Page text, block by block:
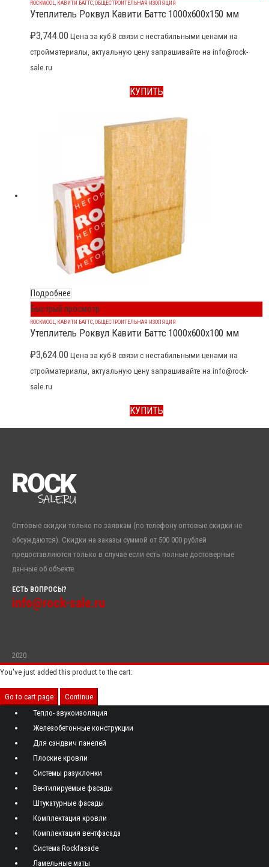
ROCKWOOL, КАВИТИ БАТТС,ОБЩЕСТРОИТЕЛЬНАЯ ИЗОЛЯЦИЯ
Утеплитель Роквул Кавити Баттс 1000x600x150 мм
₽3,744.00 Цена за куб В связи с нестабильными ценами на
стройматериалы, актуальную цену запрашивайте на info@rock-
sale.ru
КУПИТЬ
Подробнее
Быстрый просмотр
ROCKWOOL, КАВИТИ БАТТС,ОБЩЕСТРОИТЕЛЬНАЯ ИЗОЛЯЦИЯ
Утеплитель Роквул Кавити Баттс 1000x600x100 мм
₽3,624.00 Цена за куб В связи с нестабильными ценами на
стройматериалы, актуальную цену запрашивайте на info@rock-
sale.ru
КУПИТЬ
Оптовые скидки только по заявкам (по телефону оптовые скидки не
обсуждаются). Скидки на заказы суммой от 500 000 рублей
предоставляются только в случае если есть полные достоверные
данные об объекте.
ЕСТЬ ВОПРОСЫ?
info@rock-sale.ru
2020
You've just added this product to the cart:
Go to cart page
Continue
Тепло- звукоизоляция
Железобетонные конструкции
Для сэндвич панелей
Плоские кровли
Системы разуклонки
Вентилируемые фасады
Штукатурные фасады
Комплектация кровли
Комплектация вентфасада
Система Rockfasade
Ламельные маты